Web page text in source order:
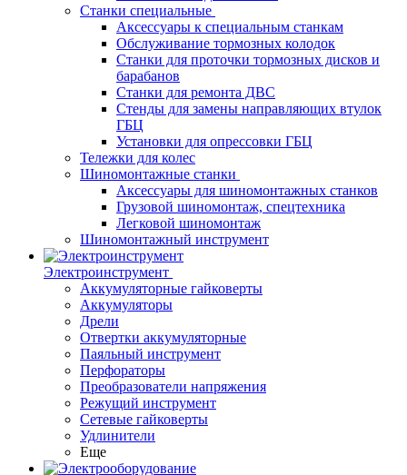
Станки специальные
Аксессуары к специальным станкам
Обслуживание тормозных колодок
Станки для проточки тормозных дисков и
барабанов
Станки для ремонта ДВС
Стенды для замены направляющих втулок
ГБЦ
Установки для опрессовки ГБЦ
Тележки для колес
Шиномонтажные станки
Аксессуары для шиномонтажных станков
Грузовой шиномонтаж, спецтехника
Легковой шиномонтаж
Шиномонтажный инструмент
Электроинструмент
Аккумуляторные гайковерты
Аккумуляторы
Дрели
Отвертки аккумуляторные
Паяльный инструмент
Перфораторы
Преобразователи напряжения
Режущий инструмент
Сетевые гайковерты
Удлинители
Еще